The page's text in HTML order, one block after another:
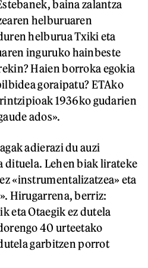
baina zalantza
helburuaren
helburua Txiki eta
inguruko hainbeste
Haien borroka egokia
goraipatu? ETAko
1936ko gudarien
ados».
adierazi du auzi
Lehen biak lirateke
«instrumentalizatzea» eta
Hirugarrena, berriz:
eta Otaegik ez dutela
40 urteetako
garbitzen porrot